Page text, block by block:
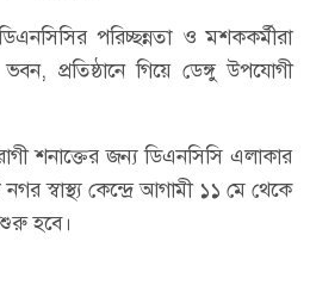
পরিচ্ছন্নতা ও মশককর্মীরা
প্রতিষ্ঠানে গিয়ে ডেঙ্গু উপযোগী
শনাক্তের জন্য ডিএনসিসি এলাকার
স্বাস্থ্য কেন্দ্রে আগামী ১১ মে থেকে
শুরু হবে।